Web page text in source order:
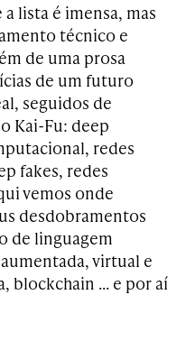
lista é imensa, mas
técnico e
de uma prosa
de um futuro
seguidos de
Kai-Fu: deep
redes
fakes, redes
vemos onde
desdobramentos
de linguagem
virtual e
blockchain … e por aí